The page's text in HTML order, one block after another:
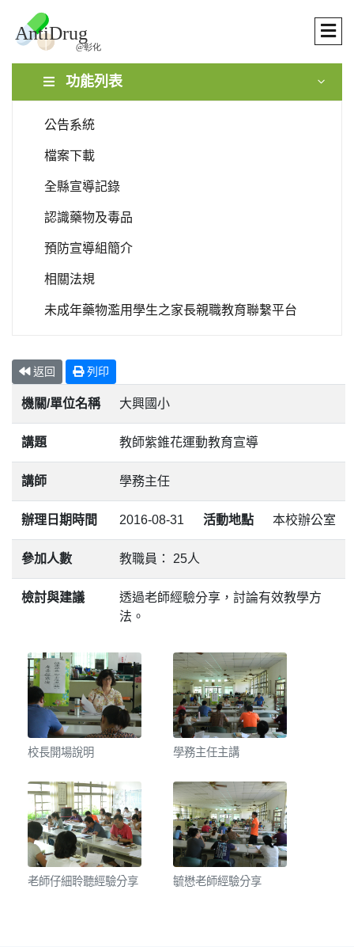
功能列表
公告系統
檔案下載
全縣宣導記錄
認識藥物及毒品
預防宣導組簡介
相關法規
未成年藥物濫用學生之家長親職教育聯繫平台
返回 列印
機關/單位名稱 大興國小
講題 教師紫錐花運動教育宣導
講師 學務主任
辦理日期時間 2016-08-31 活動地點 本校辦公室
參加人數 教職員： 25人
檢討與建議
透過老師經驗分享，討論有效教學方
法。
校長開場說明 學務主任主講
老師仔細聆聽經驗分享 毓懋老師經驗分享